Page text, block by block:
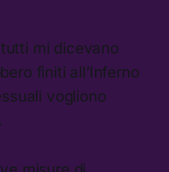
mi dicevano
finiti all’Inferno
vogliono